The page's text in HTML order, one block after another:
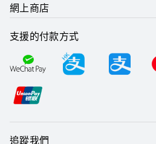
網上商店
支援的付款方式
追蹤我們